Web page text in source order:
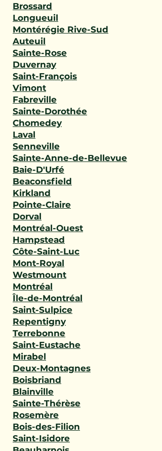
Brossard
Longueuil
Montérégie Rive-Sud
Auteuil
Sainte-Rose
Duvernay
Saint-François
Vimont
Fabreville
Sainte-Dorothée
Chomedey
Laval
Senneville
Sainte-Anne-de-Bellevue
Baie-D'Urfé
Beaconsfield
Kirkland
Pointe-Claire
Dorval
Montréal-Ouest
Hampstead
Côte-Saint-Luc
Mont-Royal
Westmount
Montréal
Île-de-Montréal
Saint-Sulpice
Repentigny
Terrebonne
Saint-Eustache
Mirabel
Deux-Montagnes
Boisbriand
Blainville
Sainte-Thérèse
Rosemère
Bois-des-Filion
Saint-Isidore